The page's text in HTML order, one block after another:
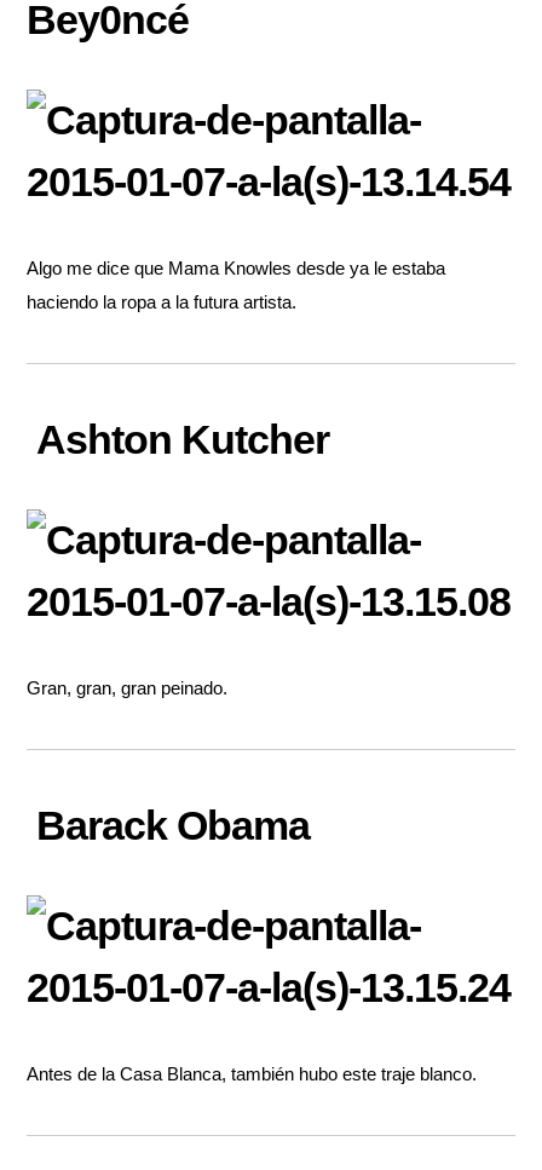
Bey0ncé
Algo me dice que Mama Knowles desde ya le estaba
haciendo la ropa a la futura artista.
Ashton Kutcher
Gran, gran, gran peinado.
Barack Obama
Antes de la Casa Blanca, también hubo este traje blanco.